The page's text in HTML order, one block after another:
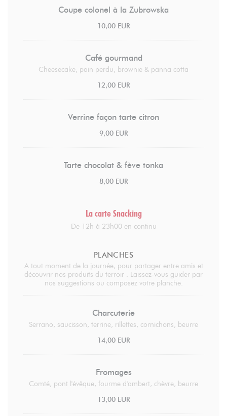
Coupe colonel à la Zubrowska
10,00 EUR
Café gourmand
Cheesecake, pain perdu, brownie & panna cotta
12,00 EUR
Verrine façon tarte citron
9,00 EUR
Tarte chocolat & fève tonka
8,00 EUR
La carte Snacking
De 12h à 23h00 en continu
PLANCHES
A tout moment de la journée, pour partager entre amis et
découvrir nos produits du terroir . Laissez-vous guider par
nos suggestions ou composez votre planche.
Charcuterie
Serrano, saucisson, terrine, rillettes, cornichons, beurre
14,00 EUR
Fromages
Comté, pont l'évêque, fourme d'ambert, chèvre, beurre
13,00 EUR